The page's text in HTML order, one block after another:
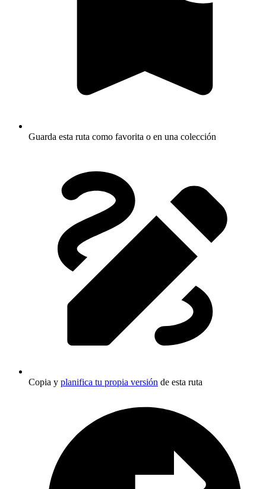
Guarda esta ruta como favorita o en una colección
Copia y planifica tu propia versión de esta ruta